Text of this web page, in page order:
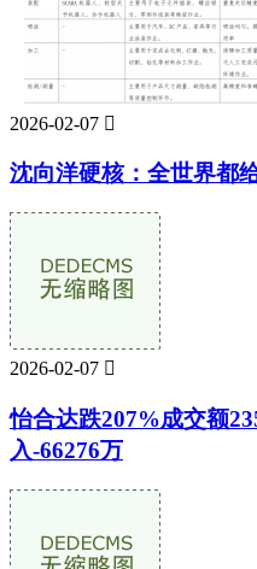
2026-02-07 
沈向洋硬核：全世界都
2026-02-07 
怡合达跌207%成交额
入-66276万